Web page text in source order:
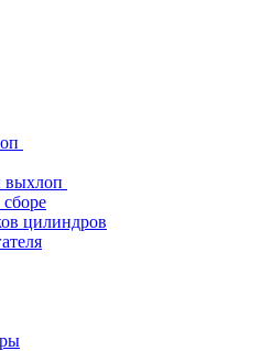
выхлоп
цилиндров